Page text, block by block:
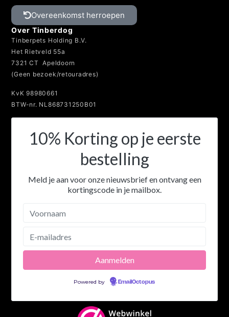
Overeenkomst herroepen
Over Tinberdog
Tinberpets Holding B.V.
Het Rietveld 55a
7321 CT Apeldoorn
(Geen bezoek/retouradres)
KvK 98980661
BTW-nr. NL868731250B01
10% Korting op je eerste
bestelling
Meld je aan voor onze nieuwsbrief en ontvang een
kortingscode in je mailbox.
Powered by EmailOctopus